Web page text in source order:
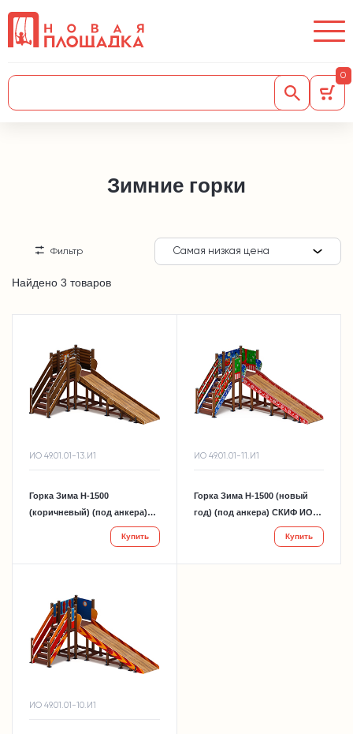
0
Зимние горки
Найдено 3 товаров
Фильтр Самая низкая цена
ИО 49.01.01-13.И1
Горка Зима Н-1500
(коричневый) (под анкера)
СКИФ ИО 49.01.01-13.И1
Купить
ИО 49.01.01-11.И1
Горка Зима Н-1500 (новый
год) (под анкера) СКИФ ИО
Купить
ИО 49.01.01-10.И1